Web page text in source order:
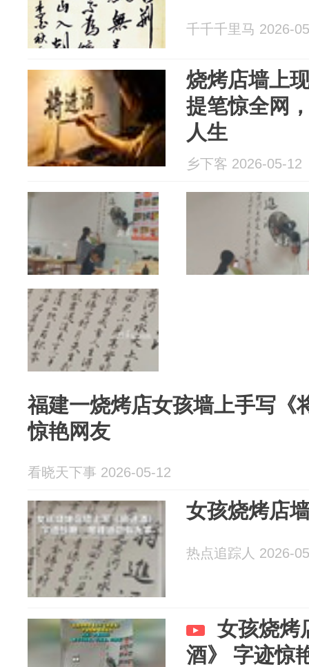
千千千里马 2026-
烧烤店墙上
提笔惊全网
人生
乡下客 2026-05-12
福建一烧烤店女孩墙上手写《
惊艳网友
看晓天下事 2026-05-12
女孩烧烤店
热点追踪人 2026-
女孩烧烤
酒》 字迹惊